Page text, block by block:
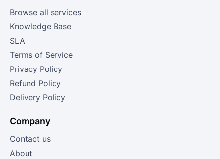
Browse all services
Knowledge Base
SLA
Terms of Service
Privacy Policy
Refund Policy
Delivery Policy
Company
Contact us
About